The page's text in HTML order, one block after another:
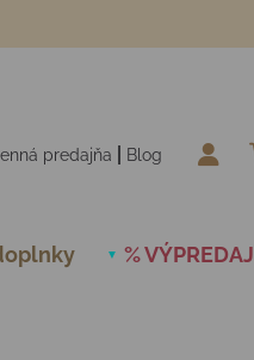
predajňa Blog
% VÝPREDAJ